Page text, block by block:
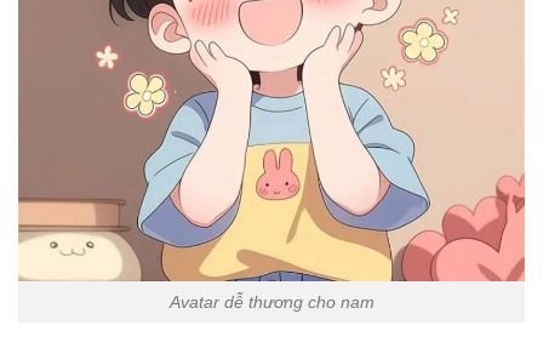
Avatar dễ thương cho nam